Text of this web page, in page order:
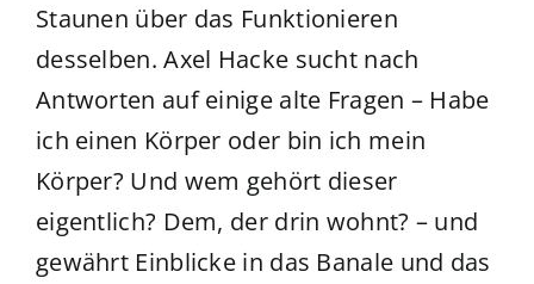
Staunen über das Funktionieren
desselben. Axel Hacke sucht nach
Antworten auf einige alte Fragen – Habe
ich einen Körper oder bin ich mein
Körper? Und wem gehört dieser
eigentlich? Dem, der drin wohnt? – und
gewährt Einblicke in das Banale und das